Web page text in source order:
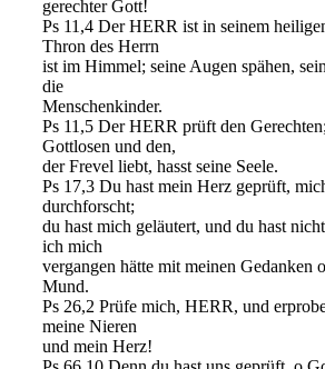
gerechter Gott!
Ps 11,4 Der HERR ist in seinem
Thron des Herrn
ist im Himmel; seine Augen spähen,
die
Menschenkinder.
Ps 11,5 Der HERR prüft den
Gottlosen und den,
der Frevel liebt, hasst seine Seele.
Ps 17,3 Du hast mein Herz geprüft,
durchforscht;
du hast mich geläutert, und du hast
ich mich
vergangen hätte mit meinen Gedanken
Mund.
Ps 26,2 Prüfe mich, HERR, und
meine Nieren
und mein Herz!